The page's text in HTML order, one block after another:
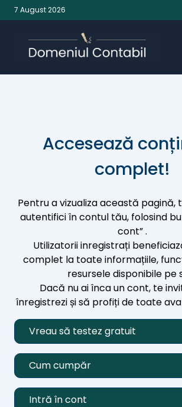
7 August 2026
Accesează
complet!
Pentru a vizualiza această pagină,
autentifici în contul tău, folosind
cont” .
Utilizatorii inregistrați
complet la toate informațiile,
resursele disponibile pe
Dacă nu ai înca un cont, te
înregistrezi și să profiți de toate
Vreau să testez gratuit
Cum cumpăr
Intră în cont